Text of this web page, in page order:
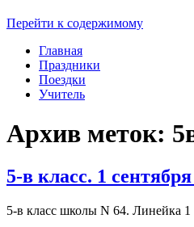
Перейти к содержимому
Главная
Праздники
Поездки
Учитель
Архив меток:
5-в класс. 1
5-в класс школы N 64. Линейка 1